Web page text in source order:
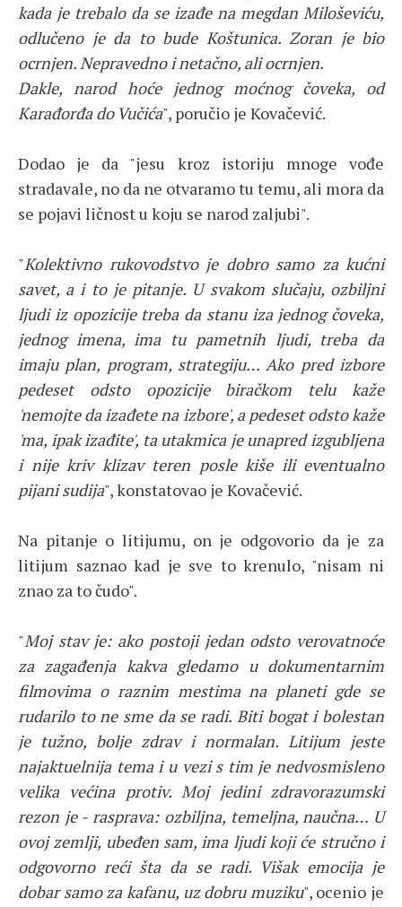
kada je trebalo da se izađe na megdan Miloševiću,
odlučeno je da to bude Koštunica. Zoran je bio
ocrnjen. Nepravedno i netačno, ali ocrnjen.
Dakle, narod hoće jednog moćnog čoveka, od
Karađorđa do Vučića", poručio je Kovačević.
Dodao je da "jesu kroz istoriju mnoge vođe
stradavale, no da ne otvaramo tu temu, ali mora da
se pojavi ličnost u koju se narod zaljubi".
"Kolektivno rukovodstvo je dobro samo za kućni
savet, a i to je pitanje. U svakom slučaju, ozbiljni
ljudi iz opozicije treba da stanu iza jednog čoveka,
jednog imena, ima tu pametnih ljudi, treba da
imaju plan, program, strategiju… Ako pred izbore
pedeset odsto opozicije biračkom telu kaže
'nemojte da izađete na izbore', a pedeset odsto kaže
'ma, ipak izađite', ta utakmica je unapred izgubljena
i nije kriv klizav teren posle kiše ili eventualno
pijani sudija", konstatovao je Kovačević.
Na pitanje o litijumu, on je odgovorio da je za
litijum saznao kad je sve to krenulo, "nisam ni
znao za to čudo".
"Moj stav je: ako postoji jedan odsto verovatnoće
za zagađenja kakva gledamo u dokumentarnim
filmovima o raznim mestima na planeti gde se
rudarilo to ne sme da se radi. Biti bogat i bolestan
je tužno, bolje zdrav i normalan. Litijum jeste
najaktuelnija tema i u vezi s tim je nedvosmisleno
velika većina protiv. Moj jedini zdravorazumski
rezon je - rasprava: ozbiljna, temeljna, naučna… U
ovoj zemlji, ubeđen sam, ima ljudi koji će stručno i
odgovorno reći šta da se radi. Višak emocija je
dobar samo za kafanu, uz dobru muziku", ocenio je